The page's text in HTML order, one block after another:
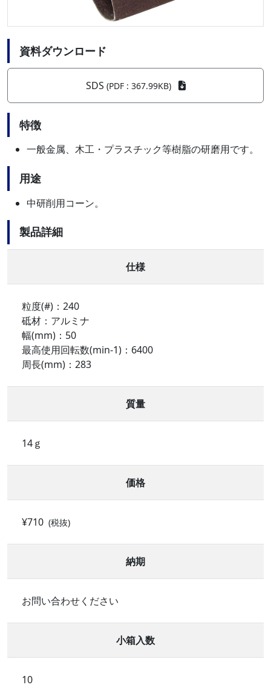
資料ダウンロード
SDS (PDF : 367.99KB)
特徴
一般金属、木工・プラスチック等樹脂の研磨用です。
用途
中研削用コーン。
製品詳細
仕様
粒度(#)：240
砥材：アルミナ
幅(mm)：50
最高使用回転数(min-1)：6400
周長(mm)：283
質量
14ｇ
価格
¥710 (税抜)
納期
お問い合わせください
小箱入数
10